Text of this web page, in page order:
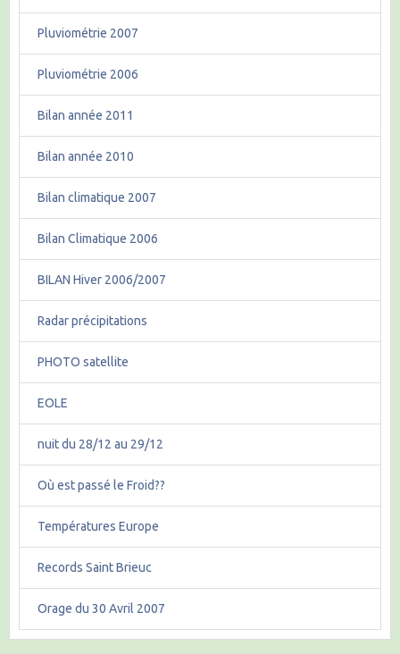
Pluviométrie 2007
Pluviométrie 2006
Bilan année 2011
Bilan année 2010
Bilan climatique 2007
Bilan Climatique 2006
BILAN Hiver 2006/2007
Radar précipitations
PHOTO satellite
EOLE
nuit du 28/12 au 29/12
Où est passé le Froid??
Températures Europe
Records Saint Brieuc
Orage du 30 Avril 2007